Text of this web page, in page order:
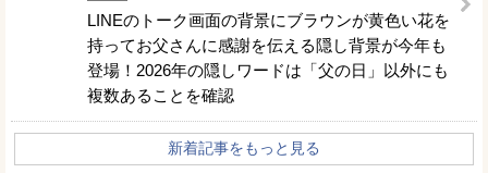
LINEのトーク画面の背景にブラウンが黄色い花を
持ってお父さんに感謝を伝える隠し背景が今年も
登場！2026年の隠しワードは「父の日」以外にも
複数あることを確認
新着記事をもっと見る